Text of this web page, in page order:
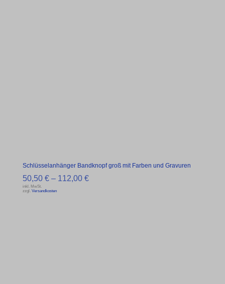
Schlüsselanhänger Bandknopf groß mit Farben und Gravuren
50,50 €– 112,00 €
inkl. MwSt.
zzgl. Versandkosten